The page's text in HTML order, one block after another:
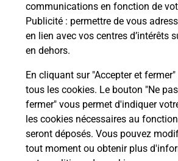
communications en fonction de
Publicité : permettre de vous
en lien avec vos centres d’intérêts
en dehors.
En cliquant sur "Accepter et
tous les cookies. Le bouton "Ne
fermer" vous permet d'indiquer
les cookies nécessaires au
seront déposés. Vous pouvez
tout moment ou obtenir plus
Puis-je passer mon code
avec La Poste et sous
conditions ?
Localiser Liste Aveyron